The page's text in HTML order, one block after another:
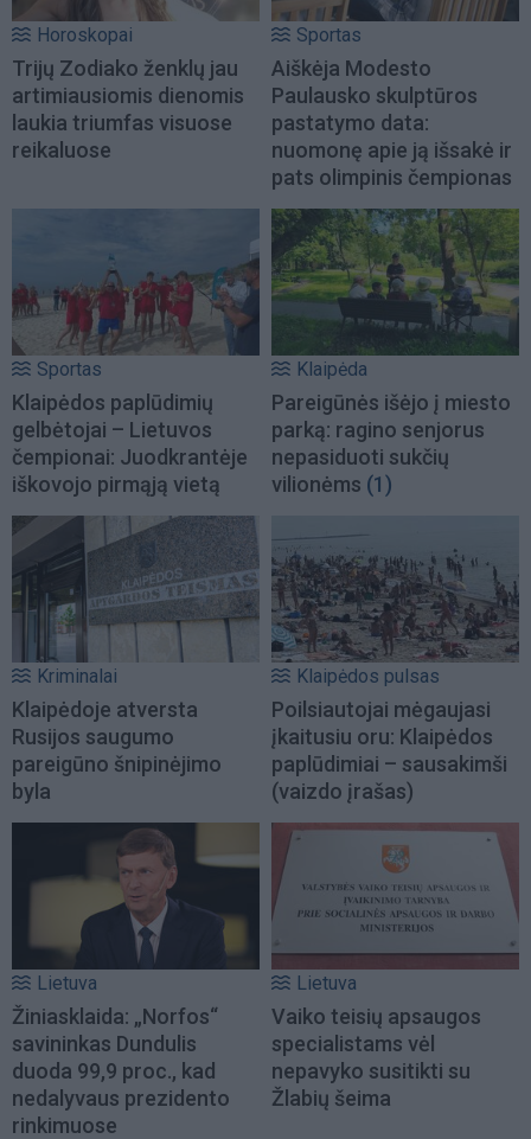
Horoskopai
Trijų Zodiako ženklų jau
artimiausiomis dienomis
laukia triumfas visuose
reikaluose
Sportas
Aiškėja Modesto
Paulausko skulptūros
pastatymo data:
nuomonę apie ją išsakė ir
pats olimpinis čempionas
Sportas
Klaipėdos paplūdimių
gelbėtojai – Lietuvos
čempionai: Juodkrantėje
iškovojo pirmąją vietą
Klaipėda
Pareigūnės išėjo į miesto
parką: ragino senjorus
nepasiduoti sukčių
vilionėms (1)
Kriminalai
Klaipėdoje atversta
Rusijos saugumo
pareigūno šnipinėjimo
byla
Klaipėdos pulsas
Poilsiautojai mėgaujasi
įkaitusiu oru: Klaipėdos
paplūdimiai – sausakimši
(vaizdo įrašas)
Lietuva
Žiniasklaida: „Norfos“
savininkas Dundulis
duoda 99,9 proc., kad
nedalyvaus prezidento
rinkimuose
Lietuva
Vaiko teisių apsaugos
specialistams vėl
nepavyko susitikti su
Žlabių šeima